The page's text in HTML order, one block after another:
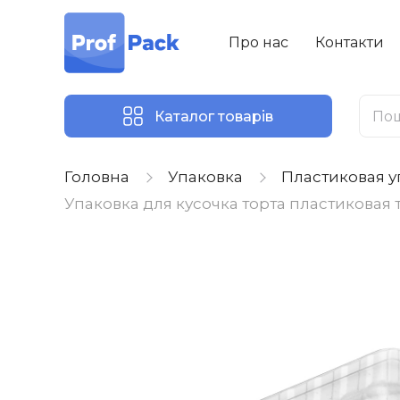
Про нас Контакти
Каталог товарів
Головна Упаковка
Пластиковая
Упаковка для кусочка торта